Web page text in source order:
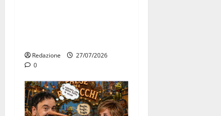
Redazione
27/07/2026
0